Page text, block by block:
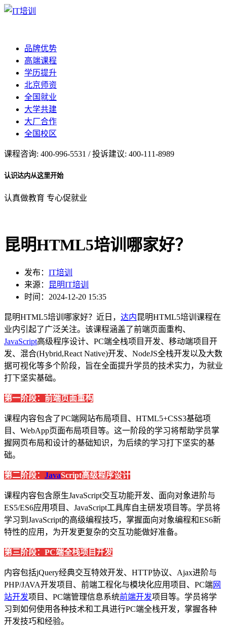
品牌优势
高端课程
学历提升
北京师资
全国就业
大学共建
大厂合作
全国校区
课程咨询: 400-996-5531 / 投诉建议: 400-111-8989
认识达内从这里开始
认真做教育 专心促就业
昆明HTML5培训哪家好？
发布： IT培训
来源：
昆明IT培训
时间：2024-12-20 15:35
昆明HTML5培训哪家好？近日， 达内昆明HTML5培训课程在
业内引起了广泛关注。该课程涵盖了前端页面重构、
JavaScript高级程序设计、PC端全栈项目开发、移动端项目开
发、混合(Hybrid,React Native)开发、NodeJS全栈开发以及大数
据可视化等多个阶段，旨在全面提升学员的技术实力，为就业
打下坚实基础。
第一阶段：前端页面重构
课程内容包含了PC端网站布局项目、HTML5+CSS3基础项
目、WebApp页面布局项目等。这一阶段的学习将帮助学员掌
握网页布局和设计的基础知识，为后续的学习打下坚实的基
础。
第二阶段： JavaScript高级程序设计
课程内容包含原生JavaScript交互功能开发、面向对象进阶与
ES5/ES6应用项目、JavaScript工具库自主研发项目等。学员将
学习到JavaScript的高级编程技巧，掌握面向对象编程和ES6新
特性的应用，为开发更复杂的交互功能做好准备。
第三阶段：PC端全栈项目开发
内容包括jQuery经典交互特效开发、HTTP协议、Ajax进阶与
PHP/JAVA开发项目、前端工程化与模块化应用项目、PC端网
站开发项目、PC端管理信息系统前端开发项目等。学员将学
习到如何使用各种技术和工具进行PC端全栈开发，掌握各种
开发技巧和经验。